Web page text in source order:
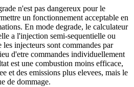
n'est pas dangereux pour le
un fonctionnement acceptable en
En mode degrade, le calculateur
a l'injection semi-sequentielle ou
injecteurs sont commandes par
d'etre commandes individuellement
est une combustion moins efficace,
et des emissions plus elevees, mais le
de dommage.